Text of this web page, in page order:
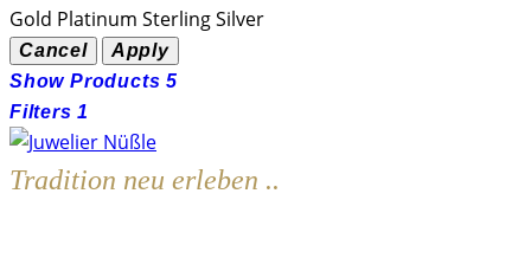
Gold Platinum Sterling Silver
Show Products 5
Filters 1
Tradition neu erleben ..